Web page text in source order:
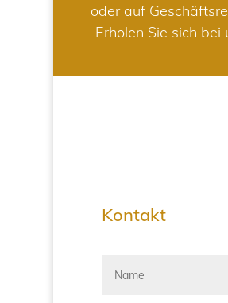
oder auf
Erholen Sie sich bei
Kontakt